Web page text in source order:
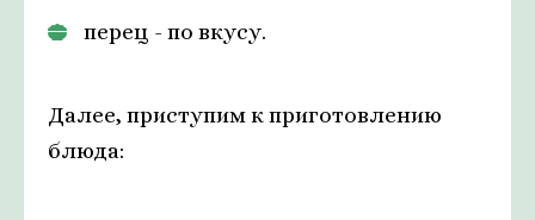
перец - по вкусу.
Далее, приступим к приготовлению
блюда: